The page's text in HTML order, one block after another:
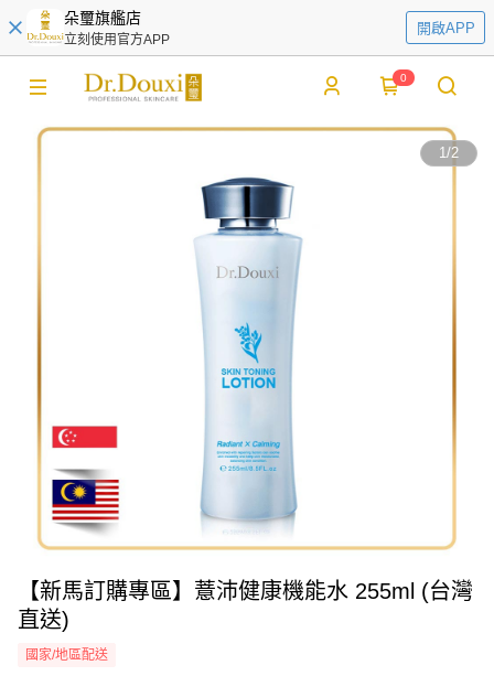
朵璽旗艦店
立刻使用官方APP
開啟APP
0
1/2
【新馬訂購專區】薏沛健康機能水 255ml (台灣
直送)
國家/地區配送